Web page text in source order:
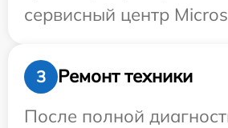
сервисный центр
3
Ремонт техники
После полной